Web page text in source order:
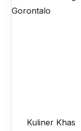
Kuliner Khas